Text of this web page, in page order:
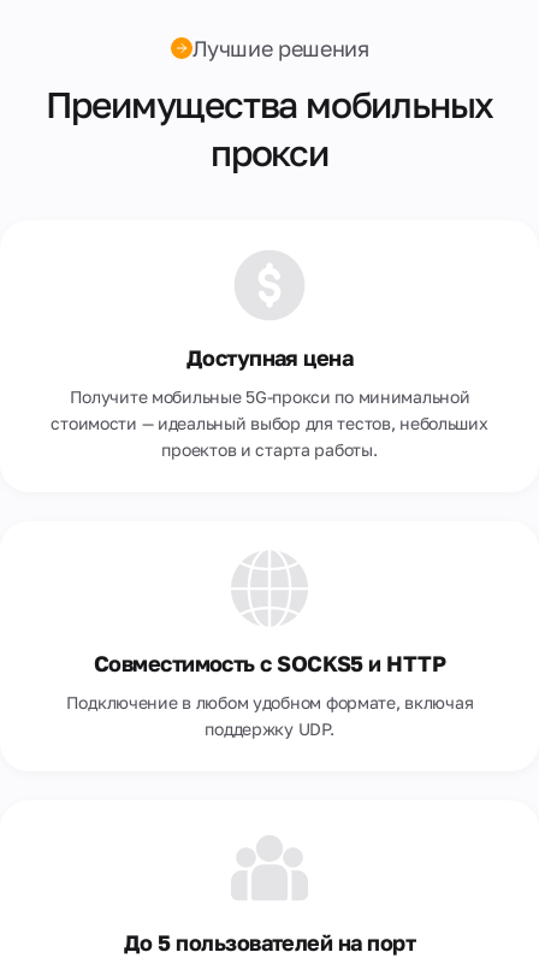
Лучшие решения
Преимущества мобильных
прокси
Доступная цена
Получите мобильные 5G-прокси по минимальной
стоимости — идеальный выбор для тестов, небольших
проектов и старта работы.
Совместимость с SOCKS5 и HTTP
Подключение в любом удобном формате, включая
поддержку UDP.
До 5 пользователей на порт